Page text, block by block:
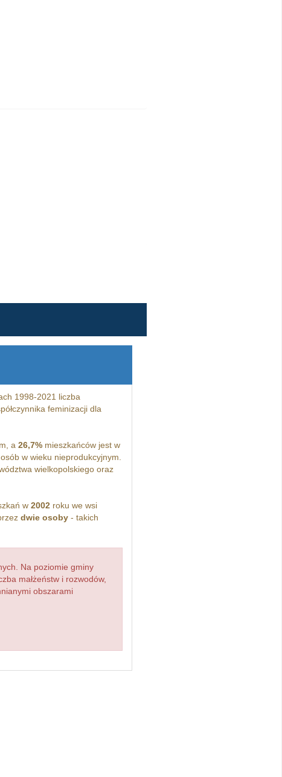
1998-2021 liczba
feminizacji dla
a 26,7%mieszkańców jest w
w wieku nieprodukcyjnym.
wielkopolskiego oraz
w 2002roku we wsi
dwie osoby- takich
Na poziomie gminy
małżeństw i rozwodów,
obszarami